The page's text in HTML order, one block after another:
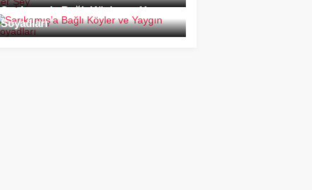
Sarıkamış’a Bağlı Köyler ve Yaygın
Soyadları